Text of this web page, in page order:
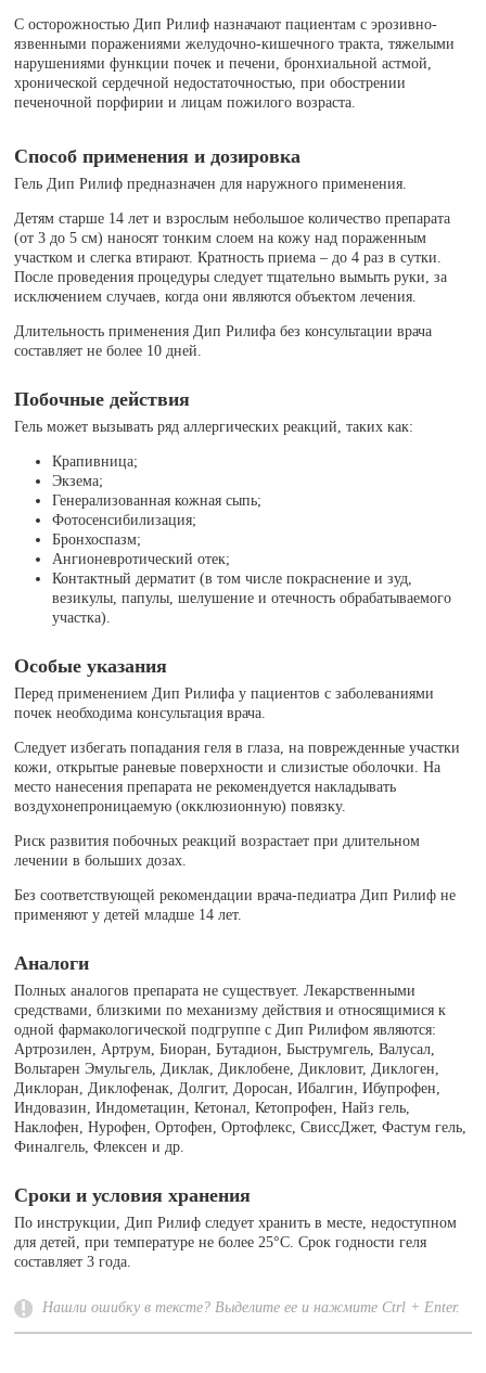
С осторожностью Дип Рилиф назначают пациентам с эрозивно-
язвенными поражениями желудочно-кишечного тракта, тяжелыми
нарушениями функции почек и печени, бронхиальной астмой,
хронической сердечной недостаточностью, при обострении
печеночной порфирии и лицам пожилого возраста.
Способ применения и дозировка
Гель Дип Рилиф предназначен для наружного применения.
Детям старше 14 лет и взрослым небольшое количество препарата
(от 3 до 5 см) наносят тонким слоем на кожу над пораженным
участком и слегка втирают. Кратность приема – до 4 раз в сутки.
После проведения процедуры следует тщательно вымыть руки, за
исключением случаев, когда они являются объектом лечения.
Длительность применения Дип Рилифа без консультации врача
составляет не более 10 дней.
Побочные действия
Гель может вызывать ряд аллергических реакций, таких как:
Крапивница;
Экзема;
Генерализованная кожная сыпь;
Фотосенсибилизация;
Бронхоспазм;
Ангионевротический отек;
Контактный дерматит (в том числе покраснение и зуд,
везикулы, папулы, шелушение и отечность обрабатываемого
участка).
Особые указания
Перед применением Дип Рилифа у пациентов с заболеваниями
почек необходима консультация врача.
Следует избегать попадания геля в глаза, на поврежденные участки
кожи, открытые раневые поверхности и слизистые оболочки. На
место нанесения препарата не рекомендуется накладывать
воздухонепроницаемую (окклюзионную) повязку.
Риск развития побочных реакций возрастает при длительном
лечении в больших дозах.
Без соответствующей рекомендации врача-педиатра Дип Рилиф не
применяют у детей младше 14 лет.
Аналоги
Полных аналогов препарата не существует. Лекарственными
средствами, близкими по механизму действия и относящимися к
одной фармакологической подгруппе с Дип Рилифом являются:
Артрозилен, Артрум, Биоран, Бутадион, Быструмгель, Валусал,
Вольтарен Эмульгель, Диклак, Диклобене, Дикловит, Диклоген,
Диклоран, Диклофенак, Долгит, Доросан, Ибалгин, Ибупрофен,
Индовазин, Индометацин, Кетонал, Кетопрофен, Найз гель,
Наклофен, Нурофен, Ортофен, Ортофлекс, СвиссДжет, Фастум гель,
Финалгель, Флексен и др.
Сроки и условия хранения
По инструкции, Дип Рилиф следует хранить в месте, недоступном
для детей, при температуре не более 25°С. Срок годности геля
составляет 3 года.
Нашли ошибку в тексте? Выделите ее и нажмите Ctrl + Enter.